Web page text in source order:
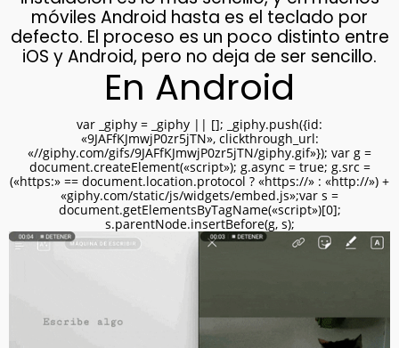
móviles Android hasta es el teclado por
defecto. El proceso es un poco distinto entre
iOS y Android, pero no deja de ser sencillo.
En Android
var _giphy = _giphy || []; _giphy.push({id:
«9JAFfKJmwjP0zr5jTN», clickthrough_url:
«//giphy.com/gifs/9JAFfKJmwjP0zr5jTN/giphy.gif»}); var g =
document.createElement(«script»); g.async = true; g.src =
(«https:» == document.location.protocol ? «https://» : «http://») +
«giphy.com/static/js/widgets/embed.js»;var s =
document.getElementsByTagName(«script»)[0];
s.parentNode.insertBefore(g, s);